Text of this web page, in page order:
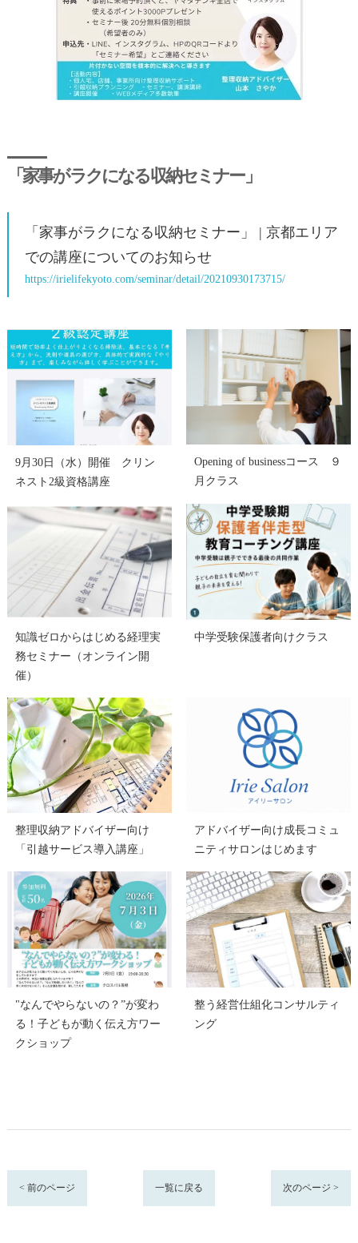
「家事がラクになる収納セミナー」
「家事がラクになる収納セミナー」 | 京都エリア
での講座についてのお知らせ
https://irielifekyoto.com/seminar/detail/20210930173715/
9月30日（水）開催 クリン
ネスト2級資格講座
Opening of businessコース ９
月クラス
知識ゼロからはじめる経理実
務セミナー（オンライン開
催）
中学受験保護者向けクラス
整理収納アドバイザー向け
「引越サービス導入講座」
アドバイザー向け成長コミュ
ニティサロンはじめます
"なんでやらないの？”が変わ
る！子どもが動く伝え方ワー
クショップ
整う経営仕組化コンサルティ
ング
< 前のページ 一覧に戻る 次のページ >